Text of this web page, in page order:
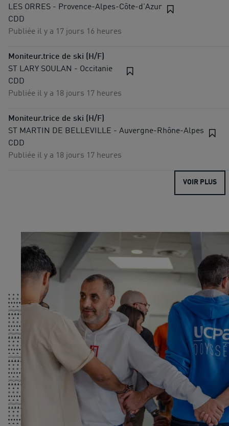
LES ORRES - Provence-Alpes-Côte-d'Azur
CDD
Publiée il y a 17 jours 16 heures
Moniteur.trice de ski (H/F)
ST LARY SOULAN - Occitanie
CDD
Publiée il y a 18 jours 17 heures
Moniteur.trice de ski (H/F)
ST MARTIN DE BELLEVILLE - Auvergne-Rhône-Alpes
CDD
Publiée il y a 18 jours 17 heures
VOIR PLUS